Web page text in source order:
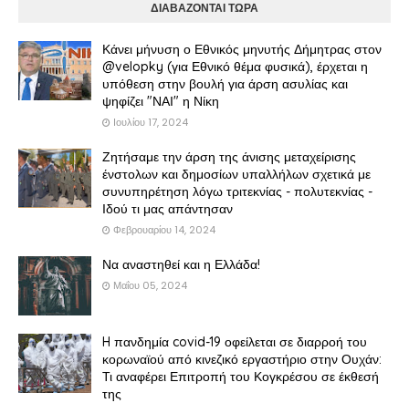
ΔΙΑΒΑΖΟΝΤΑΙ ΤΩΡΑ
Κάνει μήνυση ο Εθνικός μηνυτής Δήμητρας στον
@velopky (για Εθνικό θέμα φυσικά), έρχεται η
υπόθεση στην βουλή για άρση ασυλίας και
ψηφίζει "ΝΑΙ" η Νίκη
Ιουλίου 17, 2024
Ζητήσαμε την άρση της άνισης μεταχείρισης
ένστολων και δημοσίων υπαλλήλων σχετικά με
συνυπηρέτηση λόγω τριτεκνίας - πολυτεκνίας -
Ιδού τι μας απάντησαν
Φεβρουαρίου 14, 2024
Να αναστηθεί και η Ελλάδα!
Μαΐου 05, 2024
H πανδημία covid-19 οφείλεται σε διαρροή του
κορωναϊού από κινεζικό εργαστήριο στην Ουχάν:
Τι αναφέρει Επιτροπή του Κογκρέσου σε έκθεσή
της